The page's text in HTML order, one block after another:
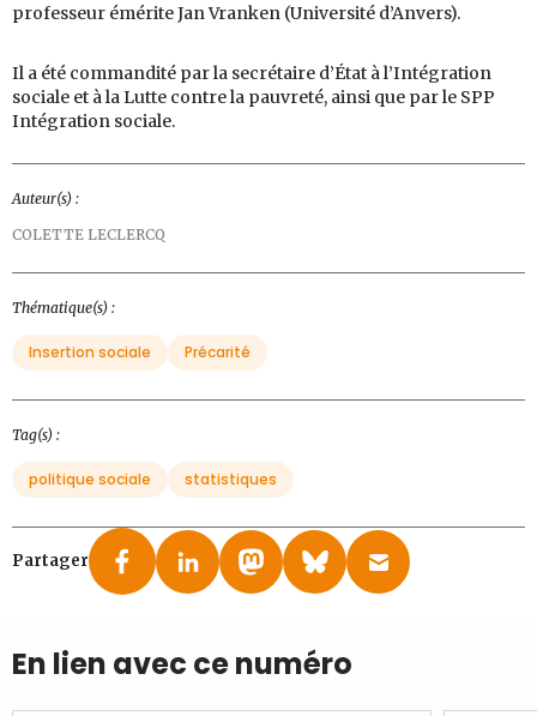
professeur émérite Jan Vranken (Université d’Anvers).
Il a été commandité par la secrétaire d’État à l’Intégration
sociale et à la Lutte contre la pauvreté, ainsi que par le SPP
Intégration sociale.
Auteur(s) :
COLETTE LECLERCQ
Thématique(s) :
Insertion sociale Précarité
Tag(s) :
politique sociale statistiques
Partager
En lien avec ce numéro